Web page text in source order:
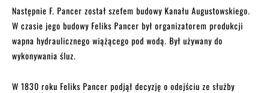
Następnie F. Pancer został szefem budowy Kanału Augustowskiego.
W czasie jego budowy Feliks Pancer był organizatorem produkcji
wapna hydraulicznego wiążącego pod wodą. Był używany do
wykonywania śluz.
W 1830 roku Feliks Pancer podjął decyzję o odejściu ze służby